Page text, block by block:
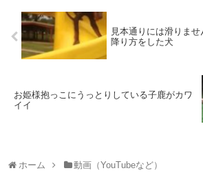
見本通りには滑りま
降り方をした犬
お姫様抱っこにうっとりしている子鹿がカワ
イイ
ホーム 動画（YouTubeなど）